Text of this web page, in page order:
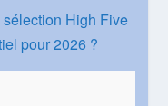
High Five
pour 2026 ?